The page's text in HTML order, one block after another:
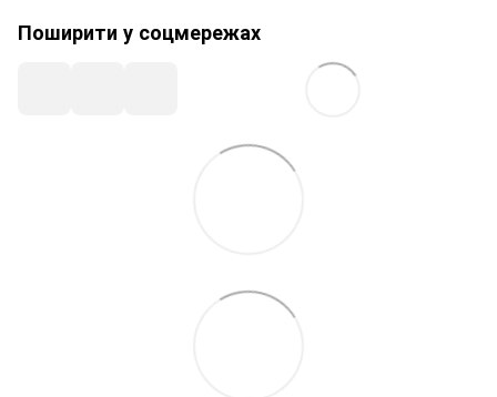
Поширити у соцмережах